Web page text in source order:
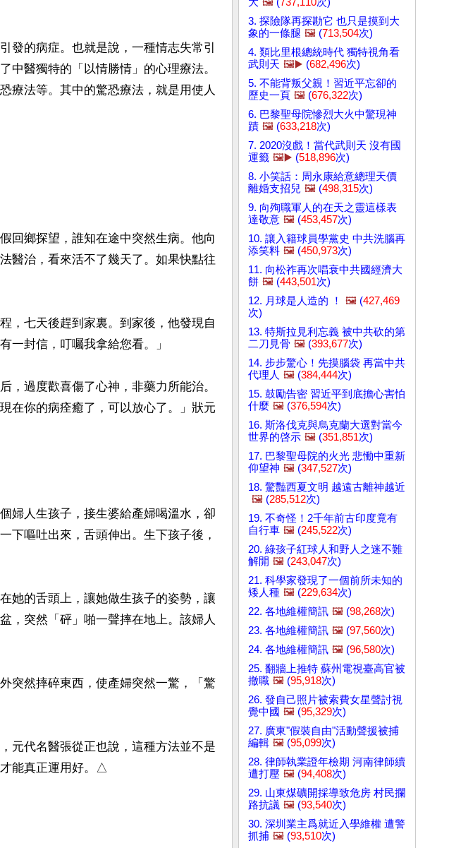
發的病症。也就是說，一種情志失常引
中醫獨特的「以情勝情」的心理療法。
療法等。其中的驚恐療法，就是用使人
回鄉探望，誰知在途中突然生病。他向
醫治，看來活不了幾天了。如果快點往
，七天後趕到家裏。到家後，他發現自
一封信，叮囑我拿給您看。」
，過度歡喜傷了心神，非藥力所能治。
在你的病痊癒了，可以放心了。」狀元
婦人生孩子，接生婆給產婦喝溫水，卻
下嘔吐出來，舌頭伸出。生下孩子後，
她的舌頭上，讓她做生孩子的姿勢，讓
，突然「砰」啪一聲摔在地上。該婦人
突然摔碎東西，使產婦突然一驚，「驚
元代名醫張從正也說，這種方法並不是
能真正運用好。△
3. 探險隊再探勘它 也只是摸到大
象的一條腿 🖼️ (713,504次)
4. 類比里根總統時代 獨特視角看
武則天 🖼️▶️ (682,496次)
5. 不能背叛父親！習近平忘卻的
歷史一頁 🖼️ (676,322次)
6. 巴黎聖母院慘烈大火中驚現神
蹟 🖼️ (633,218次)
7. 2020沒戲！當代武則天 沒有國
運籤 🖼️▶️ (518,896次)
8. 小笑話：周永康給意總理天價
離婚支招兒 🖼️ (498,315次)
9. 向殉職軍人的在天之靈這樣表
達敬意 🖼️ (453,457次)
10. 讓入籍球員學黨史 中共洗腦再
添笑料 🖼️ (450,973次)
11. 向松祚再次唱衰中共國經濟大
餅 🖼️ (443,501次)
12. 月球是人造的 ！
🖼️ (427,469
次)
13. 特斯拉見利忘義 被中共砍的第
二刀見骨 🖼️ (393,677次)
14. 步步驚心！先摸腦袋 再當中共
代理人 🖼️ (384,444次)
15. 鼓勵告密 習近平到底擔心害怕
什麼 🖼️ (376,594次)
16. 斯洛伐克與烏克蘭大選對當今
世界的啓示 🖼️ (351,851次)
17. 巴黎聖母院的火光 悲慟中重新
仰望神 🖼️ (347,527次)
18. 驚豔西夏文明 越遠古離神越近
🖼️ (285,512次)
19. 不奇怪！2千年前古印度竟有
自行車 🖼️ (245,522次)
20. 綠孩子紅球人和野人之迷不難
解開 🖼️ (243,047次)
21. 科學家發現了一個前所未知的
矮人種 🖼️ (229,634次)
22. 各地維權簡訊 🖼️ (98,268次)
23. 各地維權簡訊 🖼️ (97,560次)
24. 各地維權簡訊 🖼️ (96,580次)
25. 翻牆上推特 蘇州電視臺高官被
撤職 🖼️ (95,918次)
26. 發自己照片被索費女星聲討視
覺中國 🖼️ (95,329次)
27. 廣東"假裝自由"活動聲援被捕
編輯 🖼️ (95,099次)
28. 律師執業證年檢期 河南律師續
遭打壓 🖼️ (94,408次)
29. 山東煤礦開採導致危房 村民攔
路抗議 🖼️ (93,540次)
30. 深圳業主爲就近入學維權 遭警
抓捕 🖼️ (93,510次)